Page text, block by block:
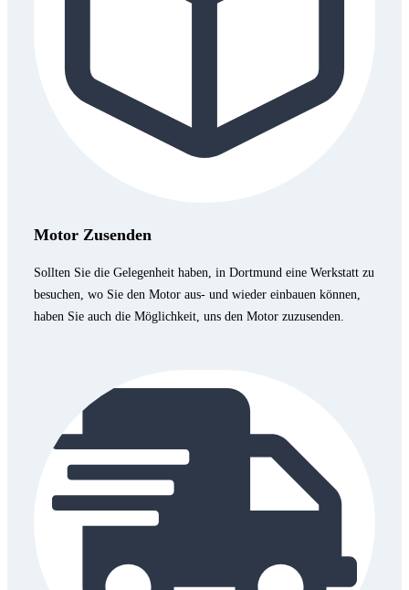
Motor Zusenden
Sollten Sie die Gelegenheit haben, in Dortmund eine Werkstatt zu
besuchen, wo Sie den Motor aus- und wieder einbauen können,
haben Sie auch die Möglichkeit, uns den Motor zuzusenden.